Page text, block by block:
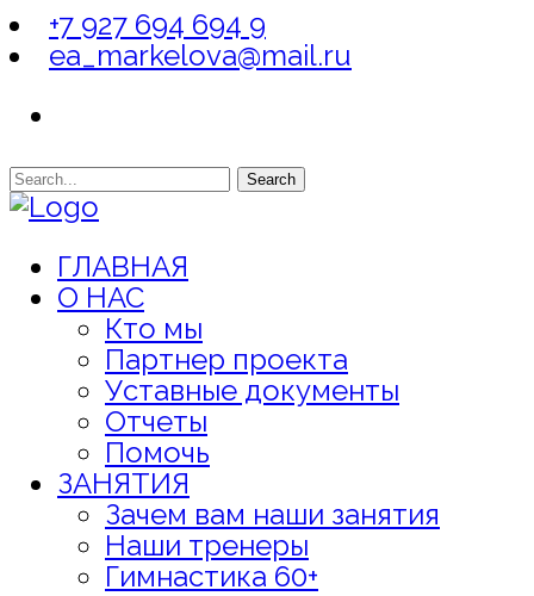
+7 927 694 694 9
ea_markelova@mail.ru
Search
ГЛАВНАЯ
О НАС
Кто мы
Партнер проекта
Уставные документы
Отчеты
Помочь
ЗАНЯТИЯ
Зачем вам наши занятия
Наши тренеры
Гимнастика 60+